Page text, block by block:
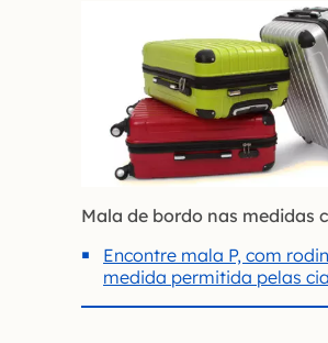
Mala de bordo nas medidas
Encontre mala P, com
medida permitida pelas